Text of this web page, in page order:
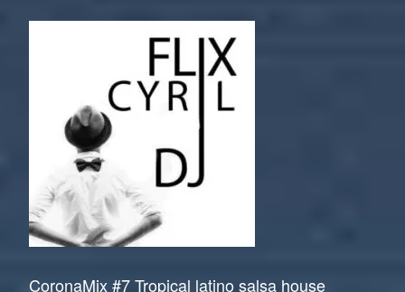
CoronaMix #7 Tropical latino salsa house